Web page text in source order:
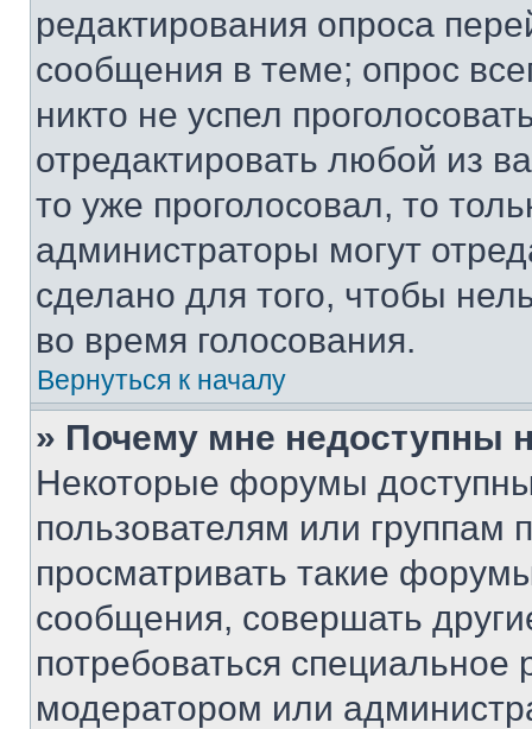
редактирования опроса
сообщения в теме; опрос
никто не успел
отредактировать любой из
то уже проголосовал, то
администраторы могут
сделано для того, чтобы
во время голосования.
Вернуться к началу
» Почему мне недоступны
Некоторые форумы
пользователям или группам
просматривать такие
сообщения, совершать
потребоваться
модератором или